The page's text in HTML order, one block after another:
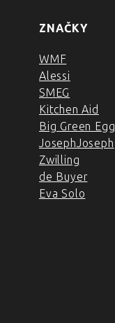
ZNAČKY
WMF
Alessi
SMEG
Kitchen Aid
Big Green Egg
JosephJoseph
Zwilling
de Buyer
Eva Solo